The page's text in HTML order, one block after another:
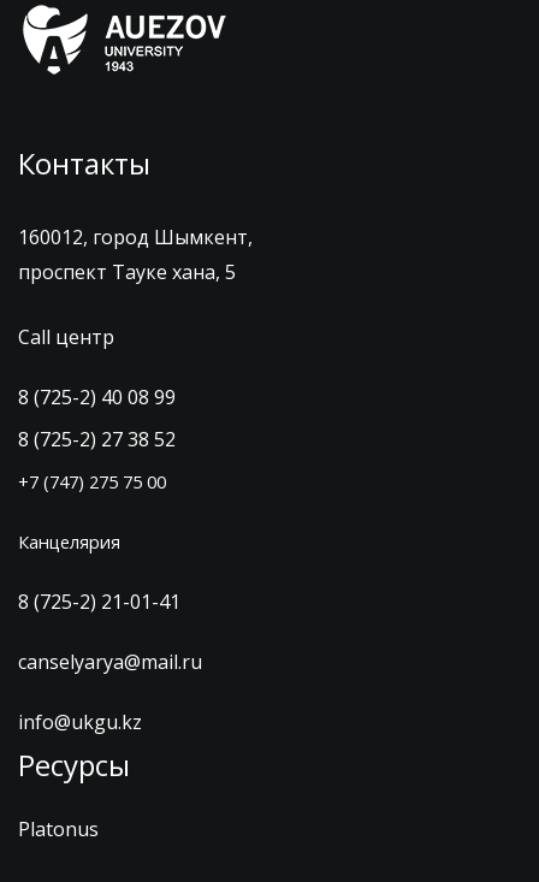
Контакты
160012, город Шымкент,
проспект Тауке хана, 5
Call центр
8 (725-2) 40 08 99
8 (725-2) 27 38 52
+7 (747) 275 75 00
Канцелярия
8 (725-2) 21-01-41
canselyarya@mail.ru
info@ukgu.kz
Ресурсы
Platonus